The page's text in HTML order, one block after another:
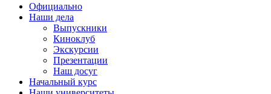
Официально
Наши дела
Выпускники
Киноклуб
Экскурсии
Презентации
Наш досуг
Начальный курс